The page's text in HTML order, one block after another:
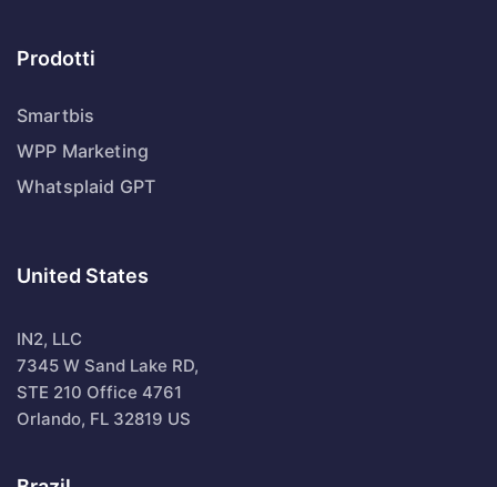
Prodotti
Smartbis
WPP Marketing
Whatsplaid GPT
United States
IN2, LLC
7345 W Sand Lake RD,
STE 210 Office 4761
Orlando, FL 32819 US